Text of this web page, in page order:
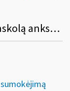
Ar galima grąžinti mokestinę paskolą anksčiau mokestinės paskolos sutartyje nurodyto termino?